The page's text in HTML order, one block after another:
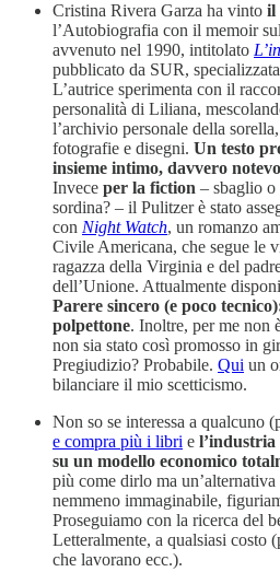
Cristina Rivera Garza ha vinto il
l’Autobiografia con il memoir
avvenuto nel 1990, intitolato
pubblicato da SUR,
L’autrice sperimenta con il
personalità di Liliana,
l’archivio personale della
fotografie e disegni. Un testo
insieme intimo, davvero
Invece per la fiction – sbaglio o
sordina? – il Pulitzer è stato
con Night Watch, un romanzo
Civile Americana, che segue le
ragazza della Virginia e del
dell’Unione. Attualmente
Parere sincero (e poco
polpettone. Inoltre, per me non
non sia stato così promosso in
Pregiudizio? Probabile. Qui un
bilanciare il mio scetticismo.
Non so se interessa a qualcuno
e compra più i libri e l’industria
su un modello economico
più come dirlo ma
nemmeno immaginabile,
Proseguiamo con la ricerca del
Letteralmente, a qualsiasi costo
che lavorano ecc.).